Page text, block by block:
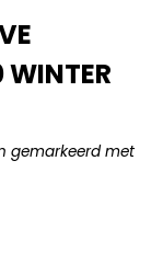
WINTER
gemarkeerd met